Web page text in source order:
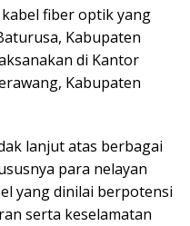
fiber optik yang
Kabupaten
di Kantor
Kabupaten
lanjut atas berbagai
para nelayan
yang dinilai berpotensi
serta keselamatan